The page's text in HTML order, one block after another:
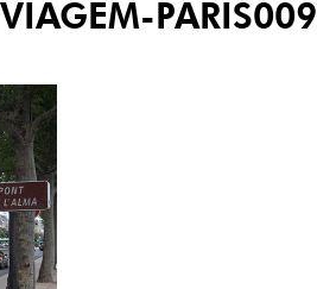
VIAGEM-PARIS009